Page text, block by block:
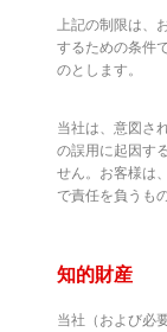
上記の制限は、
するための条件
のとします。
当社は、意図さ
の誤用に起因す
せん。お客様は
で責任を負うも
知的財産
当社（および必